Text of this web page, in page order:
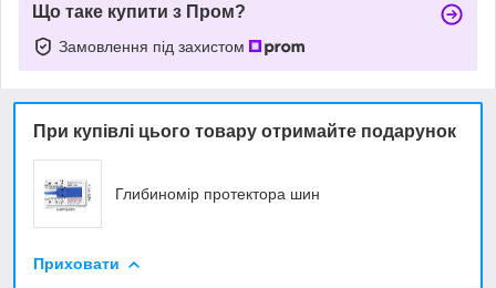
Що таке купити з Пром?
Замовлення під захистом
При купівлі цього товару отримайте подарунок
Глибиномір протектора шин
Приховати